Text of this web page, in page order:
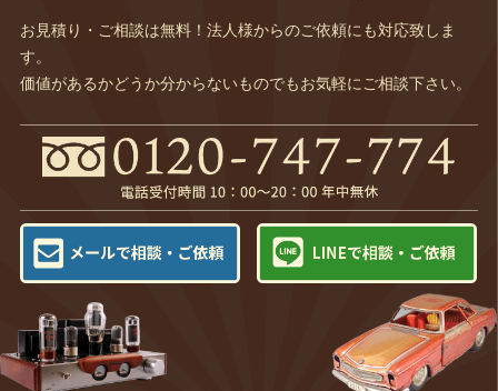
お見積り・ご相談は無料！法人様からのご依頼にも対応致しま
す。
価値があるかどうか分からないものでもお気軽にご相談下さい。